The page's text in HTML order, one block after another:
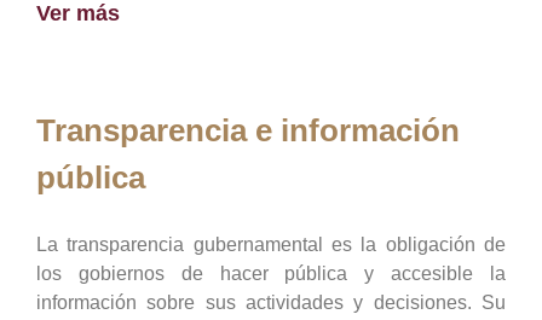
Ver más
Transparencia e información
pública
La transparencia gubernamental es la obligación de
los gobiernos de hacer pública y accesible la
información sobre sus actividades y decisiones. Su